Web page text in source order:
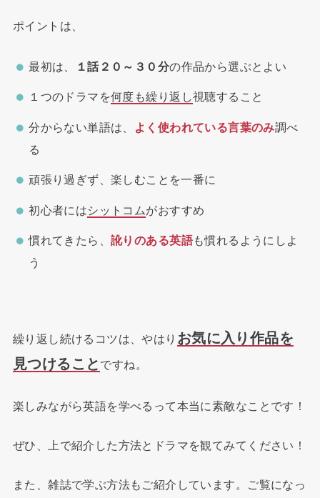
ポイントは、
最初は、 １話２０～３０分の作品から選ぶとよい
１つのドラマを何度も繰り返し視聴すること
分からない単語は、 よく使われている言葉のみ調べ
る
頑張り過ぎず、楽しむことを一番に
初心者にはシットコムがおすすめ
慣れてきたら、訛りのある英語も慣れるようにしよ
う
繰り返し続けるコツは、やはり お気に入り作品を
見つけること ですね。
楽しみながら英語を学べるって本当に素敵なことです！
ぜひ、上で紹介した方法とドラマを観てみてください！
また、雑誌で学ぶ方法もご紹介しています。ご覧になっ